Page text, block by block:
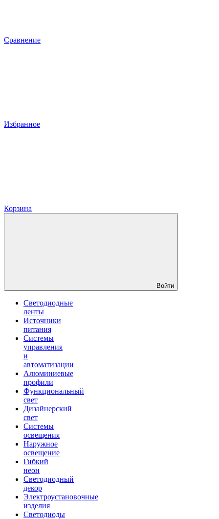
Сравнение
Избранное
Корзина
Войти
Светодиодные
ленты
Источники
питания
Системы
управления
и
автоматизации
Алюминиевые
профили
Функциональный
свет
Дизайнерский
свет
Системы
освещения
Наружное
освещение
Гибкий
неон
Светодиодный
декор
Электроустановочные
изделия
Светодиоды